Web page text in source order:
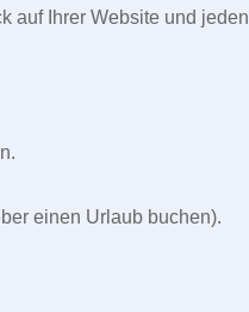
auf Ihrer Website und
einen Urlaub buchen).